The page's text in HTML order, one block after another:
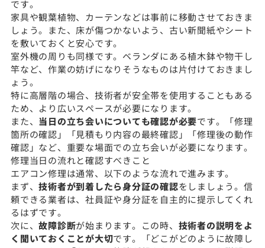
です。
家具や観葉植物、カーテンなどは事前に移動させておきま
しょう。また、床が傷つかないよう、古い新聞紙やシート
を敷いておくと安心です。
室外機の周りも同様です。ベランダにある植木鉢や物干し
竿など、作業の妨げになりそうなものは片付けておきまし
ょう。
特に高層階の場合、技術者が安全帯を使用することもある
ため、より広いスペースが必要になります。
また、 当日の立ち会いについても確認が必要です。「修理
箇所の確認」「見積もり内容の最終確認」「修理後の動作
確認」など、重要な場面での立ち会いが必要になります。
修理当日の流れと確認すべきこと
エアコン修理は通常、以下のような流れで進みます。
まず、技術者が到着したら身分証の確認をしましょう。信
頼できる業者は、社員証や身分証を自主的に提示してくれ
るはずです。
次に、故障診断が始まります。この時、 技術者の説明をよ
く聞いておくことが大切です。「どこがどのように故障し